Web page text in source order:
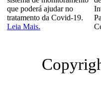
que poderá ajudar no
tratamento da Covid-19.
Leia Mais.